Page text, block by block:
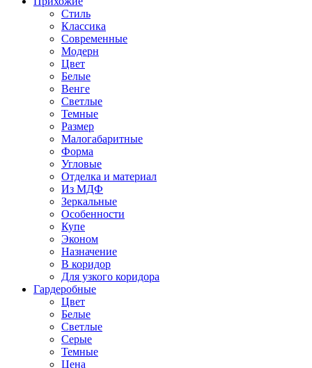
Стиль
Классика
Современные
Модерн
Цвет
Белые
Венге
Светлые
Темные
Размер
Малогабаритные
Форма
Угловые
Отделка и материал
Из МДФ
Зеркальные
Особенности
Купе
Эконом
Назначение
В коридор
Для узкого коридора
Гардеробные
Цвет
Белые
Светлые
Серые
Темные
Цена